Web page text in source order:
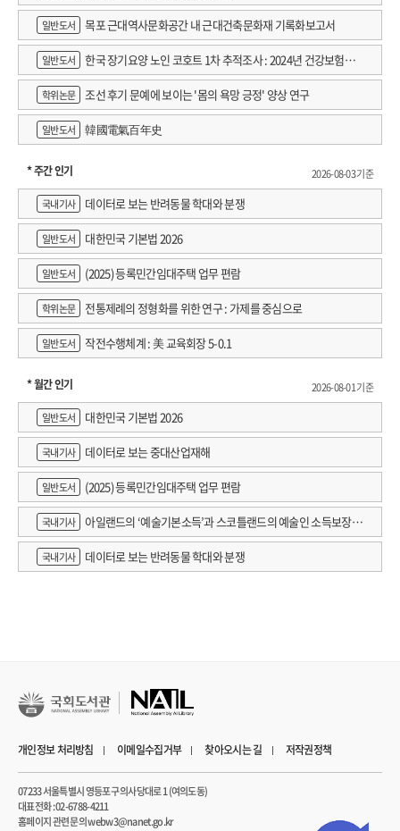
일반도서 목포 근대역사문화공간 내 근대건축문화재 기록화보고서
일반도서
한국 장기요양 노인 코호트 1차 추적조사 : 2024년 건강보험연
구원 정규연구보고서
학위논문 조선 후기 문예에 보이는 '몸의 욕망 긍정' 양상 연구
일반도서 韓國電氣百年史
* 주간 인기
2026-08-03 기준
국내기사
데이터로 보는 반려동물 학대와 분쟁
일반도서 대한민국 기본법 2026
일반도서 (2025) 등록민간임대주택 업무 편람
학위논문 전통제례의 정형화를 위한 연구 : 가제를 중심으로
일반도서 작전수행체계 : 美 교육회장 5-0.1
* 월간 인기
2026-08-01 기준
일반도서
대한민국 기본법 2026
국내기사 데이터로 보는 중대산업재해
일반도서 (2025) 등록민간임대주택 업무 편람
국내기사
아일랜드의 ‘예술기본소득’과 스코틀랜드의 예술인 소득보장정
책 논의
국내기사 데이터로 보는 반려동물 학대와 분쟁
개인정보 처리방침 이메일수집거부 찾아오시는 길 저작권정책
07233 서울특별시 영등포구 의사당대로 1 (여의도동)
대표전화 : 02-6788-4211
홈페이지 관련 문의 webw3@nanet.go.kr